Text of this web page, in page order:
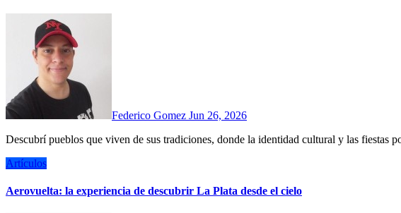
Federico Gomez Jun 26, 2026
Descubrí pueblos que viven de sus tradiciones, donde la identidad cultural y las fiestas
Artículos
Aerovuelta: la experiencia de descubrir La Plata desde el cielo